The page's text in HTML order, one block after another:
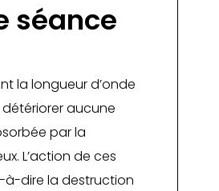
séance
la longueur d’onde
aucune
par la
L’action de ces
à-dire la destruction